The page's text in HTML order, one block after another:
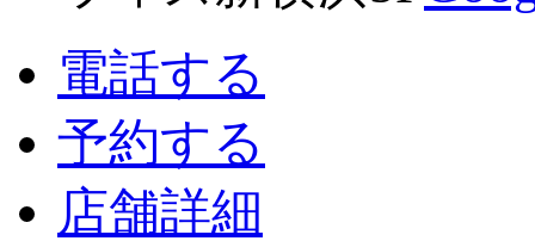
電話する
予約する
店舗詳細